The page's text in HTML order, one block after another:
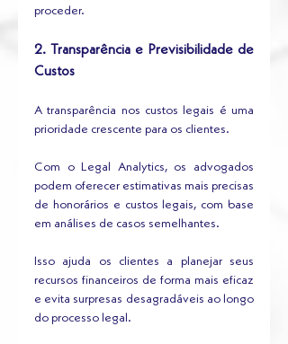
proceder.
2. Transparência e Previsibilidade de
Custos
A transparência nos custos legais é uma
prioridade crescente para os clientes.
Com o Legal Analytics, os advogados
podem oferecer estimativas mais precisas
de honorários e custos legais, com base
em análises de casos semelhantes.
Isso ajuda os clientes a planejar seus
recursos financeiros de forma mais eficaz
e evita surpresas desagradáveis ao longo
do processo legal.